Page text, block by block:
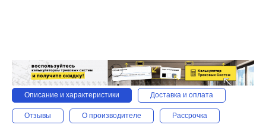
Описание и характеристики Доставка и оплата
Отзывы О производителе Рассрочка